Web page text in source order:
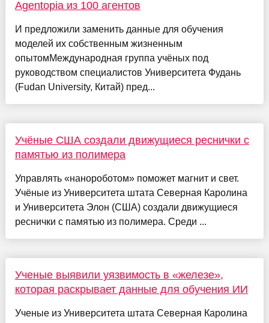
Agentopia из 100 агентов
И предложили заменить данные для обучения
моделей их собственным жизненным
опытомМеждународная группа учёных под
руководством специалистов Университета Фудань
(Fudan University, Китай) пред...
Учёные США создали движущиеся реснички с
памятью из полимера
Управлять «нанороботом» поможет магнит и свет.
Учёные из Университета штата Северная Каролина
и Университета Элон (США) создали движущиеся
реснички с памятью из полимера. Среди ...
Ученые выявили уязвимость в «железе»,
которая раскрывает данные для обучения ИИ
Ученые из Университета штата Северная Каролина